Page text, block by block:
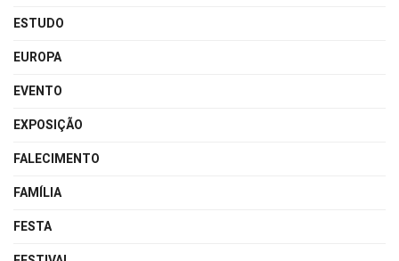
ESTUDO
EUROPA
EVENTO
EXPOSIÇÃO
FALECIMENTO
FAMÍLIA
FESTA